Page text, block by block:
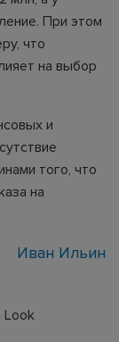
При этом
что
на выбор
и
того, что
на
Иван Ильин
Look